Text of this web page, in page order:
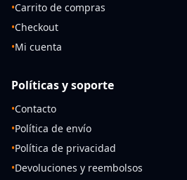
•Carrito de compras
•Checkout
•Mi cuenta
Políticas y soporte
•Contacto
•Política de envío
•Política de privacidad
•Devoluciones y reembolsos